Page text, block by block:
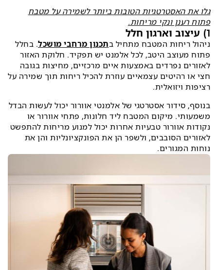
גלו את האסטרטגיות הטובות ביותר לשמירה על מטבח
פתוח רענן ונקי מריחות.
1) עיצוב וארגון חלל
ניהול ריחות המטבח מתחיל בתכנון מרחבי מושכל. בחלל
פתוח מעוצב היטב, לכל אלמנט יש תפקיד. חלוקת האזור
לאזורים נפרדים באמצעות איים מרכזיים, מחיצות בגובה
חצי או רהיטים עצמאיים עוזרת להכיל ריחות תוך שמירה על
רציפות ויזואלית.
בנוסף, סידור אסטרטגי של אלמנטי אוורור יכול לעשות הבדל
משמעותי. מיקום המטבח ליד חלונות, פתחי אוורור או
נקודות אוורור טבעיות אחרות יכול למנוע מריחות להתפשט
לאזורים הסובבים, ולשפר הן את הפונקציונליות והן את
נוחות המגורים.